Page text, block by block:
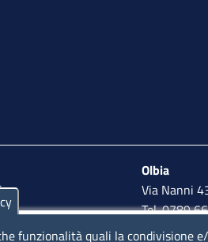
Olbia
Via Nanni
Tel. 0789
mail:
funzionalità quali la condivisione